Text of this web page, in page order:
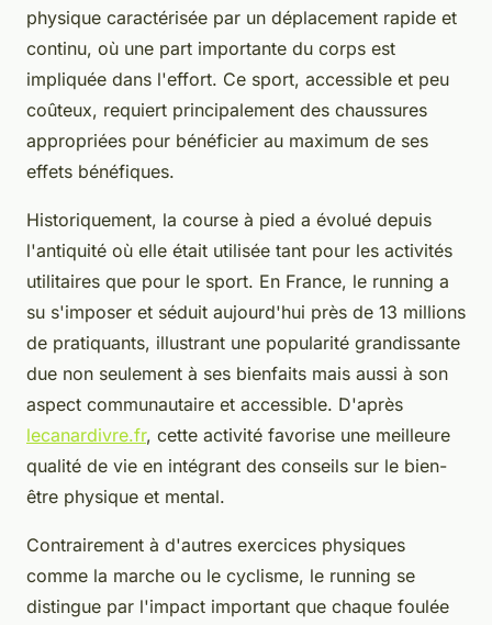
physique caractérisée par un déplacement rapide et
continu, où une part importante du corps est
impliquée dans l'effort. Ce sport, accessible et peu
coûteux, requiert principalement des chaussures
appropriées pour bénéficier au maximum de ses
effets bénéfiques.
Historiquement, la course à pied a évolué depuis
l'antiquité où elle était utilisée tant pour les activités
utilitaires que pour le sport. En France, le running a
su s'imposer et séduit aujourd'hui près de 13 millions
de pratiquants, illustrant une popularité grandissante
due non seulement à ses bienfaits mais aussi à son
aspect communautaire et accessible. D'après
lecanardivre.fr, cette activité favorise une meilleure
qualité de vie en intégrant des conseils sur le bien-
être physique et mental.
Contrairement à d'autres exercices physiques
comme la marche ou le cyclisme, le running se
distingue par l'impact important que chaque foulée